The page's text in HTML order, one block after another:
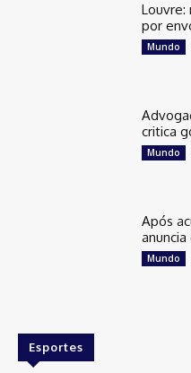
Louvre:
por
Mundo
critica
Mundo
Após
Mundo
Esportes